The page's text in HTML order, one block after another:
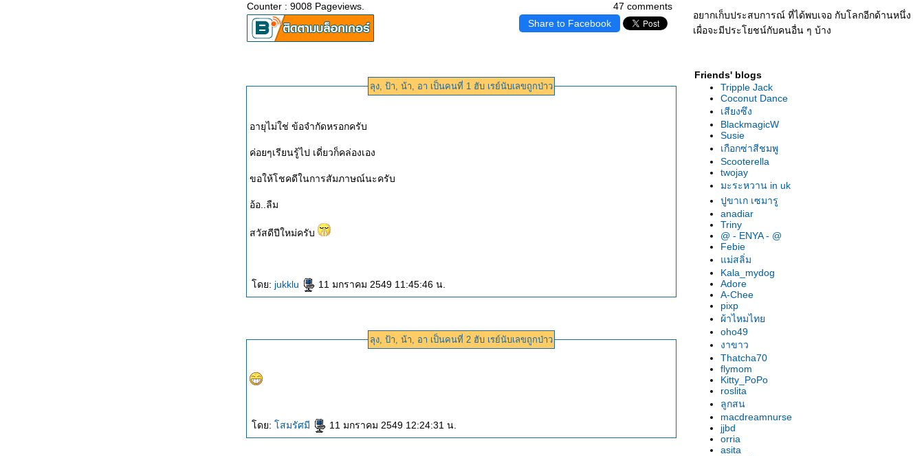
47 comments
Counter : 9008 Pageviews.
Share to Facebook
ลุง, ป้า, น้า, อา เป็นคนที่ 1 ฮับ เรย์นับเลขถูกป่าว
อายุไม่ใช่ ข้อจำกัดหรอกครับ
ค่อยๆเรียนรู้ไป เดี่ยวก็คล่องเอง
ขอให้โชคดีในการสัมภาษณ์นะครับ
อ้อ..ลืม
สวัสดีปีใหม่ครับ
ดย: jukklu 11 มกราคม 2549 11:45:46 น.
ลุง, ป้า, น้า, อา เป็นคนที่ 2 ฮับ เรย์นับเลขถูกป่าว
ดย: สมรัศมี 11 มกราคม 2549 12:24:31 น.
อยากเก็บประสบการณ์ ที่ได้พบเจอ กับโลกอีกด้านหนึ่ง
เผื่อจะมีประโยชน์กับคนอื่น ๆ บ้าง
Friends' blogs
Tripple Jack
Coconut Dance
เสียงซึง
BlackmagicW
Susie
เกือกซ่าสีชมพู
Scooterella
twojay
มะระหวาน in uk
ปูขาเก เซมารู
anadiar
Triny
@ - ENYA - @
Febie
ม่สลิ่ม
Kala_mydog
Adore
A-Chee
pixp
ผ้าไหมไท
oho49
งาขาว
Thatcha70
flymom
Kitty_PoPo
roslita
ลูกสน
macdreamnurse
jjbd
orria
asita